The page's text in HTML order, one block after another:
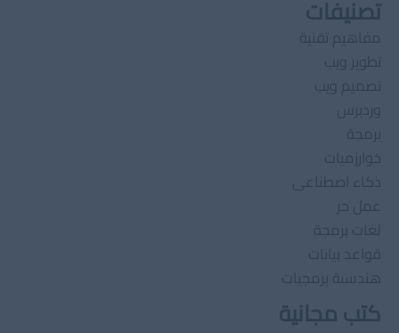
تصنيفات
مفاهيم تقنية
تطوير ويب
تصميم ويب
وردبرس
برمجة
خوارزميات
ذكاء اصطناعى
عمل حر
لغات برمجة
قواعد بيانات
هندسىة برمجيات
كتب مجانية